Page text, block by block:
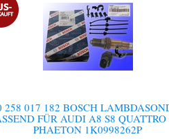
258 017 182 BOSCH
FÜR AUDI A8 S8
PHAETON 1K0998262P